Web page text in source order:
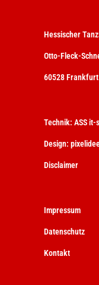
Hessischer
Otto-Fleck-
60528
Technik: ASS it-
Design:
Disclaimer
Impressum
Datenschutz
Kontakt